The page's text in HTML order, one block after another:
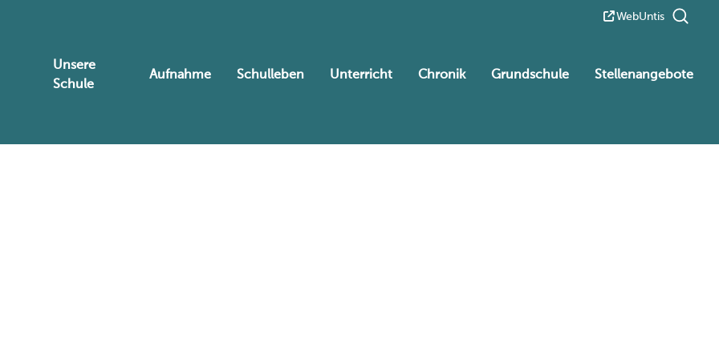
WebUntis
Unsere
Schule
Aufnahme Schulleben Unterricht Chronik Grundschule Stellenangebote